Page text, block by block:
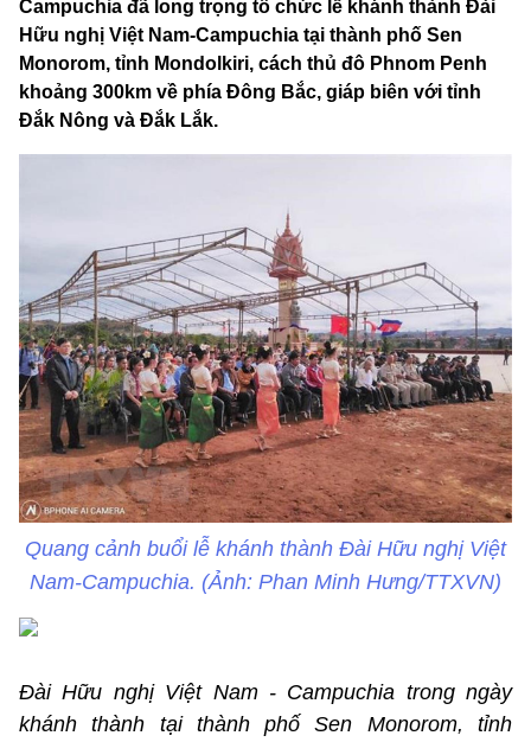
Campuchia đã long trọng tổ chức lễ khánh thành Đài
Hữu nghị Việt Nam-Campuchia tại thành phố Sen
Monorom, tỉnh Mondolkiri, cách thủ đô Phnom Penh
khoảng 300km về phía Đông Bắc, giáp biên với tỉnh
Đắk Nông và Đắk Lắk.
Quang cảnh buổi lễ khánh thành Đài Hữu nghị Việt
Nam-Campuchia. (Ảnh: Phan Minh Hưng/TTXVN)
Đài Hữu nghị Việt Nam - Campuchia trong ngày
khánh thành tại thành phố Sen Monorom, tỉnh